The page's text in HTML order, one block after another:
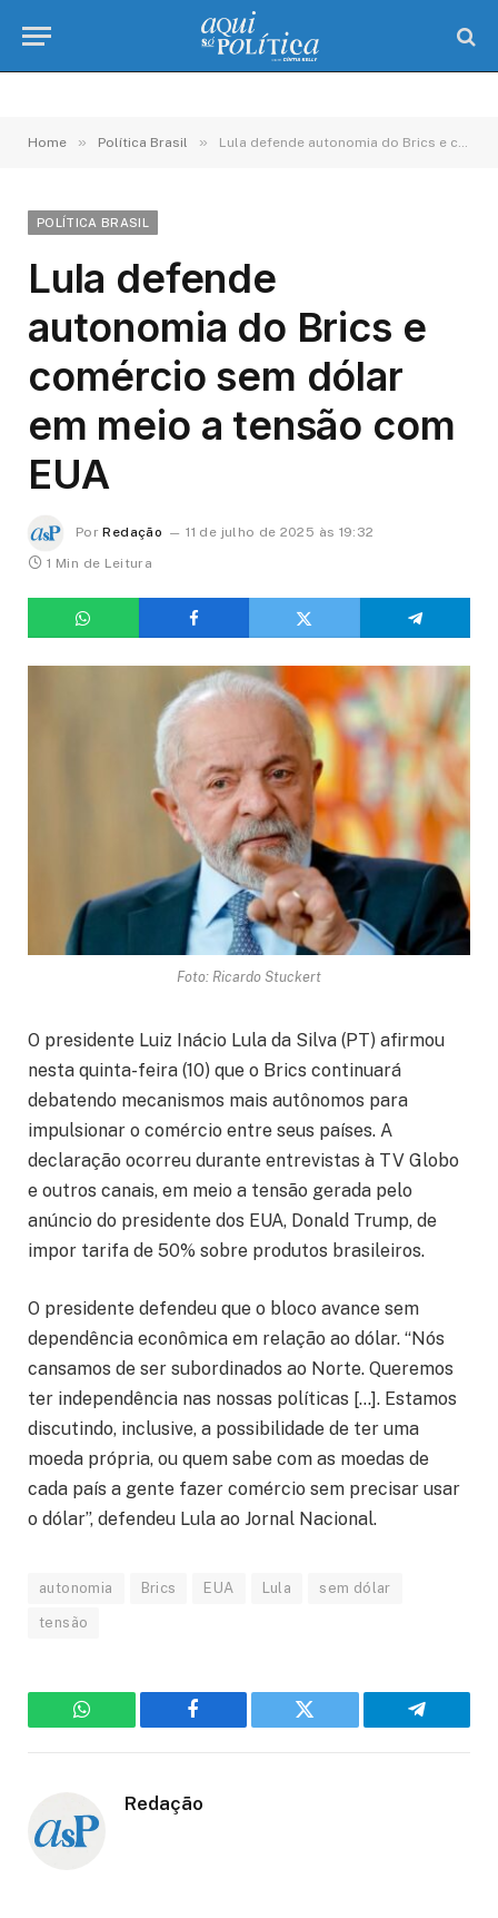
Home » Política Brasil » Lula defende autonomia do Brics e comércio sem dólar em meio a tensão com EUA
POLÍTICA BRASIL
Lula defende
autonomia do Brics e
comércio sem dólar
em meio a tensão com
EUA
Por Redação
11 de julho de 2025 às 19:32
1 Min de Leitura
Foto: Ricardo Stuckert
O presidente Luiz Inácio Lula da Silva (PT) afirmou
nesta quinta-feira (10) que o Brics continuará
debatendo mecanismos mais autônomos para
impulsionar o comércio entre seus países. A
declaração ocorreu durante entrevistas à TV Globo
e outros canais, em meio a tensão gerada pelo
anúncio do presidente dos EUA, Donald Trump, de
impor tarifa de 50% sobre produtos brasileiros.
O presidente defendeu que o bloco avance sem
dependência econômica em relação ao dólar. “Nós
cansamos de ser subordinados ao Norte. Queremos
ter independência nas nossas políticas […]. Estamos
discutindo, inclusive, a possibilidade de ter uma
moeda própria, ou quem sabe com as moedas de
cada país a gente fazer comércio sem precisar usar
o dólar”, defendeu Lula ao Jornal Nacional.
autonomia Brics EUA Lula sem dólar
tensão
WhatsApp Facebook Twitter Telegram
Redação